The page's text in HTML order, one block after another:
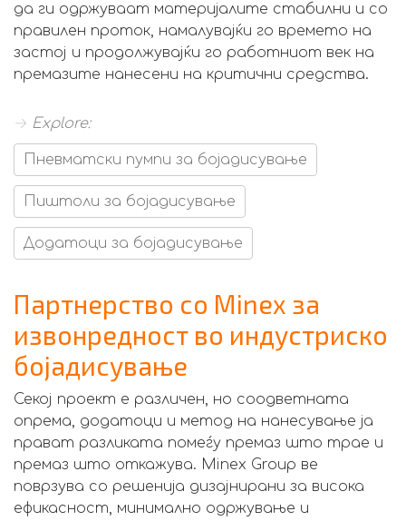
да ги одржуваат материјалите стабилни и со
правилен проток, намалувајќи го времето на
застој и продолжувајќи го работниот век на
премазите нанесени на критични средства.
→ Explore:
Пневматски пумпи за бојадисување
Пиштоли за бојадисување
Додатоци за бојадисување
Партнерство со Minex за
извонредност во индустриско
бојадисување
Секој проект е различен, но соодветната
опрема, додатоци и метод на нанесување ја
прават разликата помеѓу премаз што трае и
премаз што откажува. Minex Group ве
поврзува со решенија дизајнирани за висока
ефикасност, минимално одржување и